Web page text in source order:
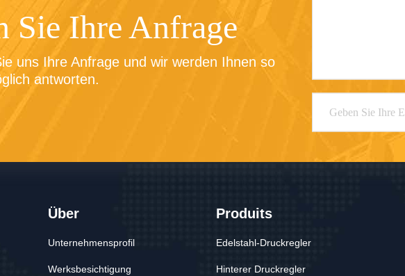
Sie Ihre Anfrage
uns Ihre Anfrage und wir werden Ihnen so
antworten.
Über
Unternehmensprofil
Werksbesichtigung
Produits
Edelstahl-Druckregler
Hinterer Druckregler